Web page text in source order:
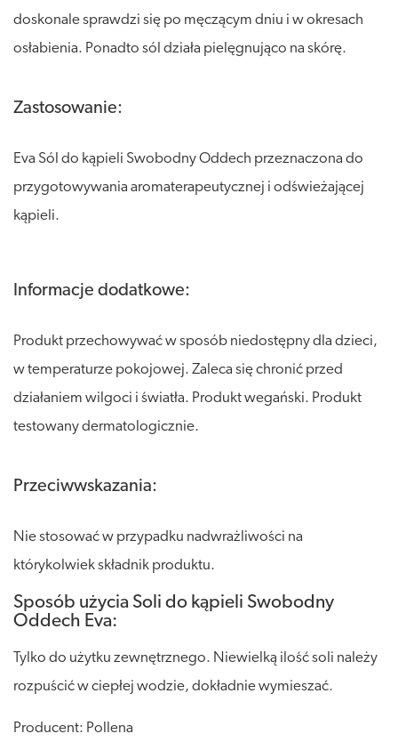
doskonale sprawdzi się po męczącym dniu i w okresach
osłabienia. Ponadto sól działa pielęgnująco na skórę.
Zastosowanie:
Eva Sól do kąpieli Swobodny Oddech przeznaczona do
przygotowywania aromaterapeutycznej i odświeżającej
kąpieli.
Informacje dodatkowe:
Produkt przechowywać w sposób niedostępny dla dzieci,
w temperaturze pokojowej. Zaleca się chronić przed
działaniem wilgoci i światła. Produkt wegański. Produkt
testowany dermatologicznie.
Przeciwwskazania:
Nie stosować w przypadku nadwrażliwości na
którykolwiek składnik produktu.
Sposób użycia Soli do kąpieli Swobodny
Oddech Eva:
Tylko do użytku zewnętrznego. Niewielką ilość soli należy
rozpuścić w ciepłej wodzie, dokładnie wymieszać.
Producent: Pollena